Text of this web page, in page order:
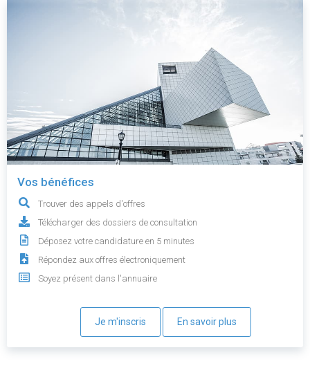
Vos bénéfices
Trouver des appels d'offres
Télécharger des dossiers de consultation
Déposez votre candidature en 5 minutes
Répondez aux offres électroniquement
Soyez présent dans l'annuaire
Je m'inscris En savoir plus